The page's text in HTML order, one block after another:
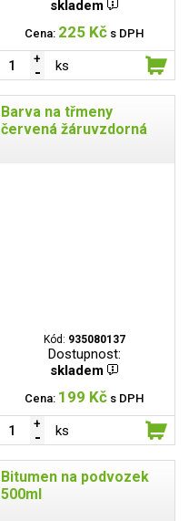
skladem
Cena: 225 Kč s DPH
ks
Barva na třmeny
červená žáruvzdorná
Kód: 935080137
Dostupnost:
skladem
Cena: 199 Kč s DPH
ks
Bitumen na podvozek
500ml